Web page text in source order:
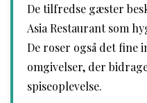
De tilfredse gæster
Asia Restaurant som
De roser også det fine
omgivelser, der
spiseoplevelse.